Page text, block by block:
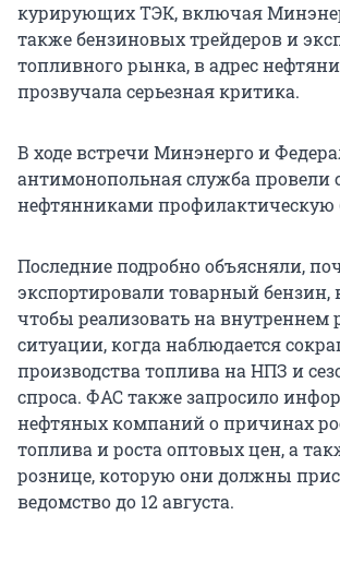
курирующих ТЭК, включая
также бензиновых трейдеров и
топливного рынка, в адрес
прозвучала серьезная критика.
В ходе встречи Минэнерго и
антимонопольная служба провели
нефтянниками профилактическую
Последние подробно объясняли,
экспортировали товарный бензин,
чтобы реализовать на внутреннем
ситуации, когда наблюдается
производства топлива на НПЗ и
спроса. ФАС также запросило
нефтяных компаний о причинах
топлива и роста оптовых цен, а
рознице, которую они должны
ведомство до 12 августа.